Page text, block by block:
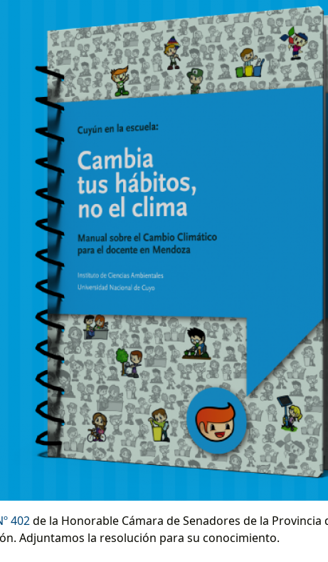
402de la Honorable Cámara de Senadores de la
Adjuntamos la resolución para su conocimiento.